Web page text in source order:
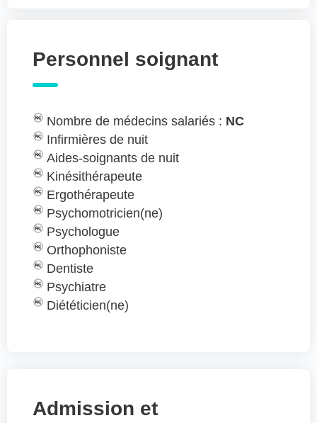
Personnel soignant
Nombre de médecins salariés : NC
Infirmières de nuit
Aides-soignants de nuit
Kinésithérapeute
Ergothérapeute
Psychomotricien(ne)
Psychologue
Orthophoniste
Dentiste
Psychiatre
Diététicien(ne)
Admission et